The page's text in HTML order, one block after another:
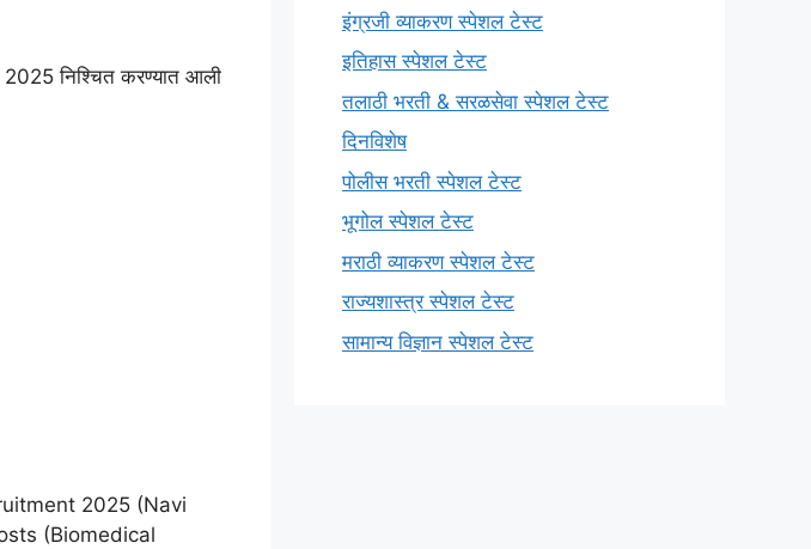
2025 निश्चित करण्यात आली
2025 (Navi
(Biomedical
इंग्रजी व्याकरण स्पेशल टेस्ट
इतिहास स्पेशल टेस्ट
तलाठी भरती & सरळसेवा स्पेशल टेस्ट
दिनविशेष
पोलीस भरती स्पेशल टेस्ट
भूगोल स्पेशल टेस्ट
मराठी व्याकरण स्पेशल टेस्ट
राज्यशास्त्र स्पेशल टेस्ट
सामान्य विज्ञान स्पेशल टेस्ट